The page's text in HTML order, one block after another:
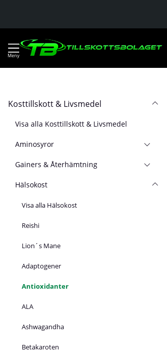
Kosttillskott & Livsmedel
Visa alla Kosttillskott & Livsmedel
Aminosyror
Gainers & Återhämtning
Hälsokost
Visa alla Hälsokost
Reishi
Lion´s Mane
Adaptogener
Antioxidanter
ALA
Ashwagandha
Betakaroten